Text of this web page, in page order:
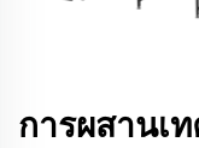
การผสานเ